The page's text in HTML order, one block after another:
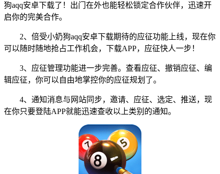
狗aqq安卓下载了！出门在外也能轻松锁定合作伙伴，迅速开
启你的完美合作。
2、倍受小奶狗aqq安卓下载期待的应征功能上线，现在你
可以随时随地抢占工作机会，下载APP，应征快人一步！
3、应征管理功能进一步完善。查看应征、撤销应征、编
辑应征，你可以自由地掌控你的应征规划了。
4、通知消息与网站同步，邀请、应征、选定、推送，现
在你只要登陆APP就能迅速查收以上类别的通知。